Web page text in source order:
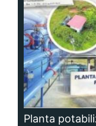
Planta
deriva